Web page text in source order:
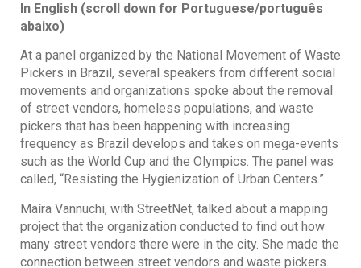
In English (scroll down for Portuguese/português
abaixo)
At a panel organized by the National Movement of Waste
Pickers in Brazil, several speakers from different social
movements and organizations spoke about the removal
of street vendors, homeless populations, and waste
pickers that has been happening with increasing
frequency as Brazil develops and takes on mega-events
such as the World Cup and the Olympics. The panel was
called, “Resisting the Hygienization of Urban Centers.”
Maíra Vannuchi, with StreetNet, talked about a mapping
project that the organization conducted to find out how
many street vendors there were in the city. She made the
connection between street vendors and waste pickers.